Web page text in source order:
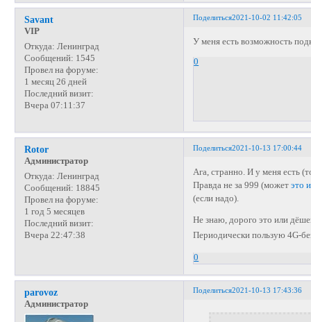
Поделиться2021-10-02 11:42:05
Savant
VIP
Откуда: Ленинград
Сообщений: 1545
Провел на форуме:
1 месяц 26 дней
Последний визит:
Вчера 07:11:37
У меня есть возможность
0
Поделиться2021-10-13 17:00:44
Rotor
Администратор
Откуда: Ленинград
Сообщений: 18845
Провел на форуме:
1 год 5 месяцев
Последний визит:
Вчера 22:47:38
Ага, странно. И у меня есть
Правда не за 999 (можетэто
(если надо).
Не знаю, дорого это или
Периодически пользую 4G-
0
Поделиться2021-10-13 17:43:36
parovoz
Администратор